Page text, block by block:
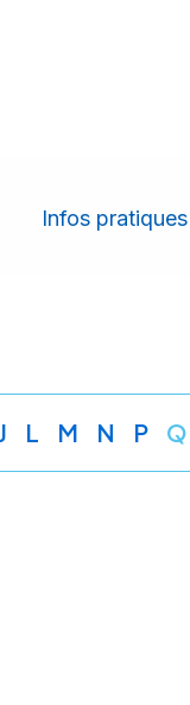
Infos pratiques
J L M N P Q